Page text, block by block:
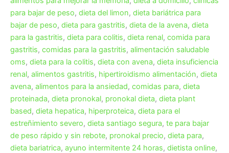
para bajar de peso, dieta del limon, dieta bariátrica para
bajar de peso, dieta para gastritis, dieta de la avena, dieta
para la gastritis, dieta para colitis, dieta renal, comida para
gastritis, comidas para la gastritis, alimentación saludable
oms, dieta para la colitis, dieta con avena, dieta insuficiencia
renal, alimentos gastritis, hipertiroidismo alimentación, dieta
avena, alimentos para la ansiedad, comidas para, dieta
proteinada, dieta pronokal, pronokal dieta, dieta plant
based, dieta hepatica, hiperproteica, dieta para el
estreñimiento severo, dieta santiago segura, te para bajar
de peso rápido y sin rebote, pronokal precio, dieta para,
dieta bariatrica, ayuno intermitente 24 horas, dietista online,